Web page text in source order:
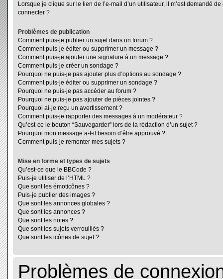
Lorsque je clique sur le lien de l’e-mail d’un utilisateur, il m’est demandé de
connecter ?
Problèmes de publication
Comment puis-je publier un sujet dans un forum ?
Comment puis-je éditer ou supprimer un message ?
Comment puis-je ajouter une signature à un message ?
Comment puis-je créer un sondage ?
Pourquoi ne puis-je pas ajouter plus d’options au sondage ?
Comment puis-je éditer ou supprimer un sondage ?
Pourquoi ne puis-je pas accéder au forum ?
Pourquoi ne puis-je pas ajouter de pièces jointes ?
Pourquoi ai-je reçu un avertissement ?
Comment puis-je rapporter des messages à un modérateur ?
Qu’est-ce le bouton “Sauvegarder” lors de la rédaction d’un sujet ?
Pourquoi mon message a-t-il besoin d’être approuvé ?
Comment puis-je remonter mes sujets ?
Mise en forme et types de sujets
Qu’est-ce que le BBCode ?
Puis-je utiliser de l’HTML ?
Que sont les émoticônes ?
Puis-je publier des images ?
Que sont les annonces globales ?
Que sont les annonces ?
Que sont les notes ?
Que sont les sujets verrouillés ?
Que sont les icônes de sujet ?
Problèmes de